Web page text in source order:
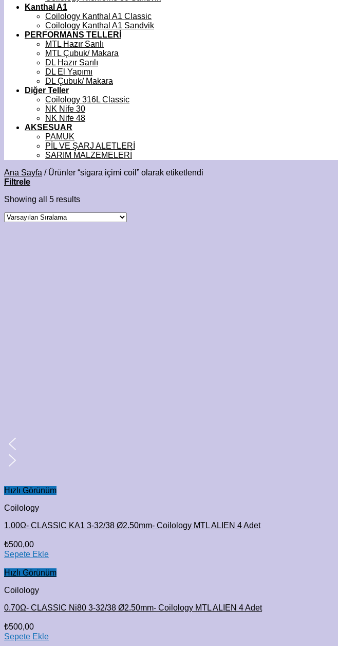
Kanthal A1
Coilology Kanthal A1 Classic
Coilology Kanthal A1 Sandvik
PERFORMANS TELLERİ
MTL Hazır Sarılı
MTL Çubuk/ Makara
DL Hazır Sarılı
DL El Yapımı
DL Çubuk/ Makara
Diğer Teller
Coilology 316L Classic
NK Nife 30
NK Nife 48
AKSESUAR
PAMUK
PİL VE ŞARJ ALETLERİ
SARIM MALZEMELERİ
Ana Sayfa /Ürünler “sigara içimi coil” olarak etiketlendi
Filtrele
Showing all 5 results
Hızlı Görünüm
Coilology
1.00Ω- CLASSIC KA1 3-32/38 Ø2.50mm- Coilology MTL ALIEN 4 Adet
₺500,00
Sepete Ekle
Hızlı Görünüm
Coilology
0.70Ω- CLASSIC Ni80 3-32/38 Ø2.50mm- Coilology MTL ALIEN 4 Adet
₺500,00
Sepete Ekle